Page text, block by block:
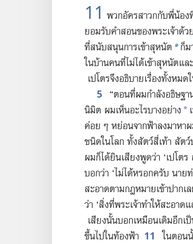
11 พวก​อัครสาวก​กับ​พี่​น้อง​
ยอม​รับ​คำ​สอน​ของ​พระเจ้า​ด้วย
ที่​สนับสนุน​การ​เข้า​สุหนัต ๑ ก็​ม
ใน​บ้าน​คน​ที่​ไม่​ได้​เข้า​สุหนัต​แ
เปโตร​จึง​อธิบาย​เรื่อง​ทั้ง​หมด​
5
“ตอน​ที่​ผม​กำลัง​อธิษฐ
นิมิต ผม​เห็น​อะไร​บาง​อย่าง *
ค่อย ๆ หย่อน​จาก​ฟ้า​ลง​มา​หา​
ชนิด​ใน​โลก ทั้ง​สัตว์​สี่​เท้า สัต
ผม​ก็​ได้​ยิน​เสียง​พูด​ว่า ‘เปโต
บอก​ว่า ‘ไม่​ได้​หรอก​ครับ นาย​
สะอาด​ตาม​กฎหมาย​เข้า​ปาก​เล
ว่า ‘สิ่ง​ที่​พระเจ้า​ทำ​ให้​สะอาด​
เสียง​นั้น​บอก​เหมือน​เดิม​อีก​
ขึ้น​ไป​ใน​ท้องฟ้า 11
ใน​ตอน​